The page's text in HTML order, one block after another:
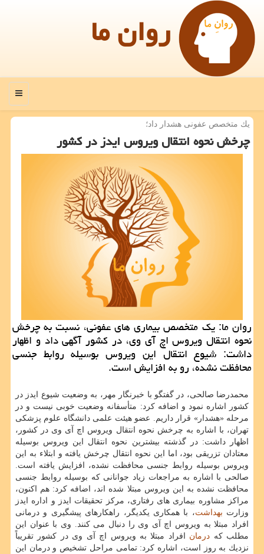
روان ما
منو
یك متخصص عفونی هشدار داد؛
چرخش نحوه انتقال ویروس ایدز در كشور
روان ما: یك متخصص بیماری های عفونی، نسبت به چرخش
نحوه انتقال ویروس اچ آی وی، در كشور آگهی داد و اظهار
داشت: شیوع انتقال این ویروس بوسیله روابط جنسی
محافظت نشده، رو به افزایش است.
محمدرضا صالحی، در گفتگو با خبرنگار مهر، به وضعیت شیوع ایدز در
كشور اشاره نمود و اضافه كرد: متأسفانه وضعیت خوبی نیست و در
مرحله «هشدار» قرار داریم. عضو هیئت علمی دانشگاه علوم پزشكی
تهران، با اشاره به چرخش نحوه انتقال ویروس اچ آی وی در كشور،
اظهار داشت: در گذشته بیشترین نحوه انتقال این ویروس بوسیله
معتادان تزریقی بود، اما این نحوه انتقال چرخش یافته و ابتلاء به این
ویروس بوسیله روابط جنسی محافظت نشده، افزایش یافته است.
صالحی با اشاره به مراجعات زیاد جوانانی كه بوسیله روابط جنسی
محافظت نشده به این ویروس مبتلا شده اند، اضافه كرد: هم اكنون،
مراكز مشاوره بیماری های رفتاری، مركز تحقیقات ایدز و اداره ایدز
وزارت بهداشت، با همكاری یكدیگر، راهكارهای پیشگیری و درمانی
افراد مبتلا به ویروس اچ آی وی را دنبال می كنند. وی با عنوان این
مطلب كه درمان افراد مبتلا به ویروس اچ آی وی در كشور تقریباً
نزدیك به روز است، اشاره كرد: تمامی مراحل تشخیص و درمان این